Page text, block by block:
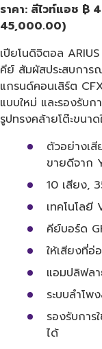
ราคา: สีไวท์แอช ฿
45,000.00)
เปียโนดิจิตอล
คีย์ สัมผัสประสบการ
แกรนด์คอนเสิร์ต
แบบใหม่ และรองรับ
รูปทรงคล้ายโต๊ะขนา
ตัวอย่างเ
ขายดีจาก
10 เสียง,
เทคโนโล
คีย์บอร์ด
ให้เสียงที่
แอมปลิฟล
ระบบลำโ
รองรับการ
ได้